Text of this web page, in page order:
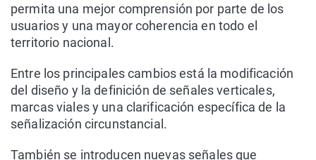
permita una mejor comprensión por parte de los
usuarios y una mayor coherencia en todo el
territorio nacional.
Entre los principales cambios está la modificación
del diseño y la definición de señales verticales,
marcas viales y una clarificación específica de la
señalización circunstancial.
También se introducen nuevas señales que